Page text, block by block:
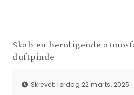
Skab en beroligende
duftpinde
Skrevet: lørdag 22 marts, 2025